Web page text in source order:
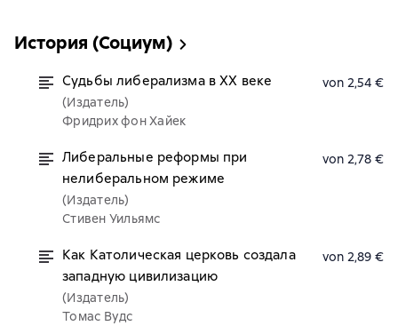
История (Социум)
Судьбы либерализма в XX веке
(Издатель)
Фридрих фон Хайек
von 2,54 €
Либеральные реформы при
нелиберальном режиме
(Издатель)
Стивен Уильямс
von 2,78 €
Как Католическая церковь создала
западную цивилизацию
(Издатель)
Томас Вудс
von 2,89 €